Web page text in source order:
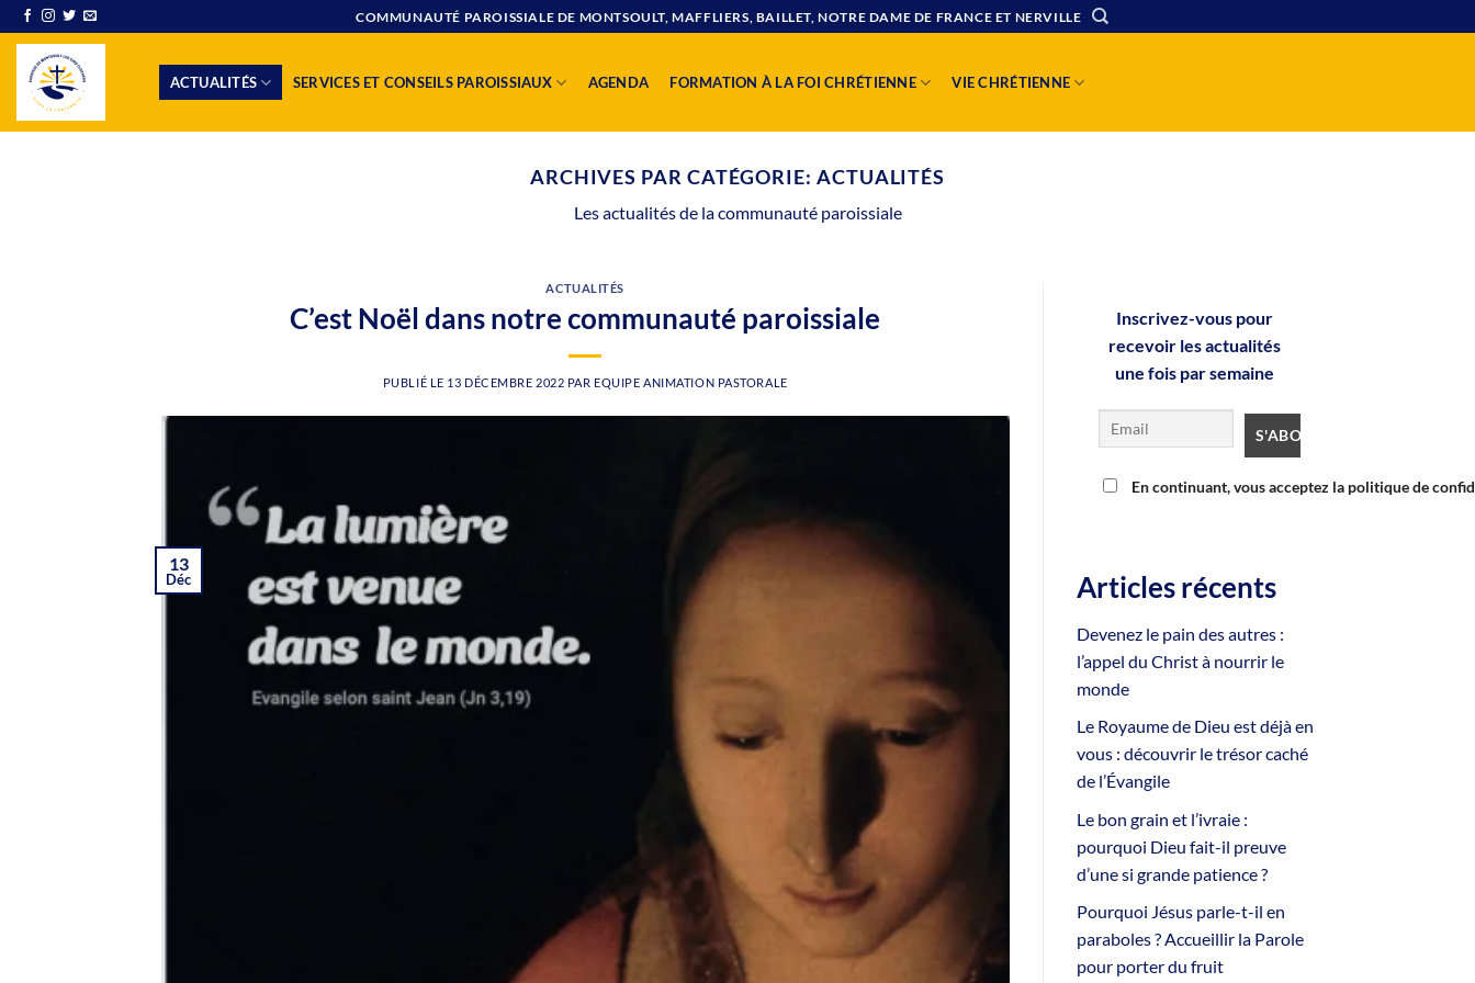
Passer
au
contenu
COMMUNAUTÉ PAROISSIALE DE MONTSOULT, MAFFLIERS, BAILLET, NOTRE DAME DE FRANCE ET NERVILLE
ACTUALITÉS SERVICES ET CONSEILS PAROISSIAUX AGENDA FORMATION À LA FOI CHRÉTIENNE VIE CHRÉTIENNE
ARCHIVES PAR CATÉGORIE: ACTUALITÉS
Les actualités de la communauté paroissiale
ACTUALITÉS
C’est Noël dans notre communauté paroissiale
PUBLIÉ LE 13 DÉCEMBRE 2022 PAR EQUIPE ANIMATION PASTORALE
13
Déc
Inscrivez-vous pour
recevoir les actualités
une fois par semaine
En continuant, vous acceptez la politique de
Articles récents
Devenez le pain des autres :
l’appel du Christ à nourrir le
monde
Le Royaume de Dieu est déjà en
vous : découvrir le trésor caché
de l’Évangile
Le bon grain et l’ivraie :
pourquoi Dieu fait-il preuve
d’une si grande patience ?
Pourquoi Jésus parle-t-il en
paraboles ? Accueillir la Parole
pour porter du fruit